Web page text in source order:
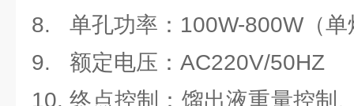
8. 单孔功率：100W-800W（单
9. 额定电压：AC220V/50HZ
10. 终点控制：馏出液重量控制